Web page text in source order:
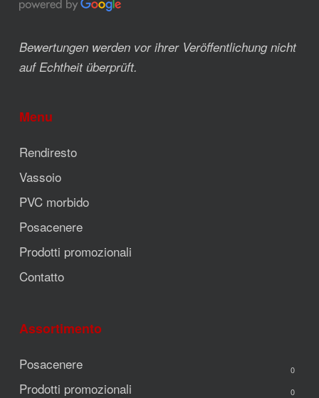
Bewertungen werden vor ihrer Veröffentlichung nicht
auf Echtheit überprüft.
Menu
Rendiresto
Vassoio
PVC morbido
Posacenere
Prodotti promozionali
Contatto
Assortimento
Posacenere 0
Prodotti promozionali 0